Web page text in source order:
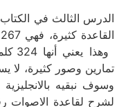
الدرس الثالث في
تمارين وصور كثيرة، لا
وسوف نبقيه